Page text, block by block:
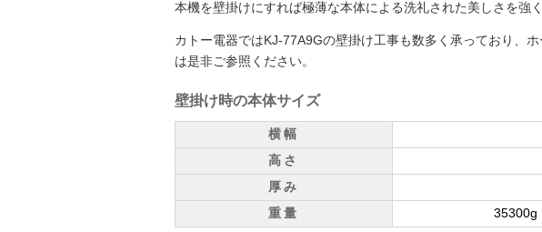
本機を壁掛けにすれば極薄な本体による洗礼された美しさを強
カトー電器ではKJ-77A9Gの壁掛け工事も数多く承っており、
は是非ご参照ください。
壁掛け時の本体サイズ
横幅
高さ
厚み
重量
35300g